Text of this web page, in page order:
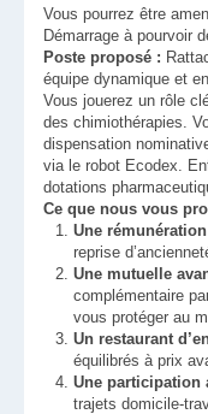
Vous pourrez être
Démarrage à pourvoir
Poste proposé :
équipe dynamique et
Vous jouerez un rôle
des chimiothérapies.
dispensation
via le robot Ecodex.
dotations
Ce que nous vous
Une
reprise
Une mutuelle
complémentaire
vous protéger au
Un restaurant
équilibrés à prix
Une participation
trajets domicile-